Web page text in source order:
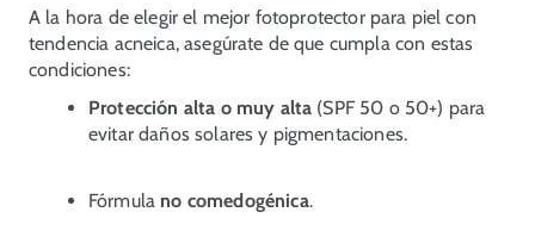
A la hora de elegir el mejor fotoprotector para piel con
tendencia acneica, asegúrate de que cumpla con estas
condiciones:
Protección alta o muy alta (SPF 50 o 50+) para
evitar daños solares y pigmentaciones.
Fórmula no comedogénica.